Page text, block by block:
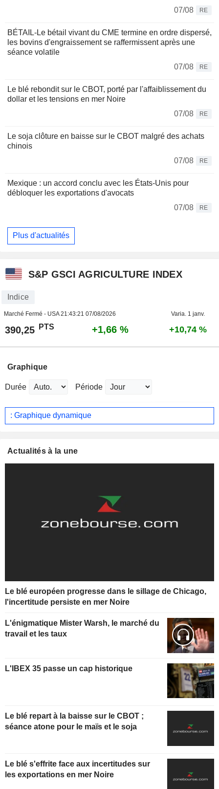
07/08 RE
BÉTAIL-Le bétail vivant du CME termine en ordre dispersé,
les bovins d'engraissement se raffermissent après une
séance volatile
07/08
RE
Le blé rebondit sur le CBOT, porté par l'affaiblissement du
dollar et les tensions en mer Noire
07/08
RE
Le soja clôture en baisse sur le CBOT malgré des achats
chinois
07/08
RE
Mexique : un accord conclu avec les États-Unis pour
débloquer les exportations d'avocats
07/08
RE
Plus d'actualités
S&P GSCI AGRICULTURE INDEX
Indice
Marché Fermé - USA21:43:21 07/08/2026 Varia. 1 janv.
390,25 PTS +1,66 % +10,74 %
Graphique
Durée Période
: Graphique dynamique
Actualités à la une
Le blé européen progresse dans le sillage de Chicago,
l'incertitude persiste en mer Noire
L'énigmatique Mister Warsh, le marché du
travail et les taux
L'IBEX 35 passe un cap historique
Le blé repart à la baisse sur le CBOT ;
séance atone pour le maïs et le soja
Le blé s'effrite face aux incertitudes sur
les exportations en mer Noire